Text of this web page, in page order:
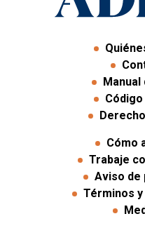
Cómo
Trabaje
Aviso de
Términos